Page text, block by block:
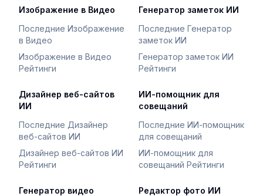
Изображение в Видео
Последние Изображение
в Видео
Изображение в Видео
Рейтинги
Генератор заметок ИИ
Последние Генератор
заметок ИИ
Генератор заметок ИИ
Рейтинги
Дизайнер веб-сайтов
ИИ
Последние Дизайнер
веб-сайтов ИИ
Дизайнер веб-сайтов ИИ
Рейтинги
ИИ-помощник для
совещаний
Последние ИИ-помощник
для совещаний
ИИ-помощник для
совещаний Рейтинги
Генератор видео
Редактор фото ИИ